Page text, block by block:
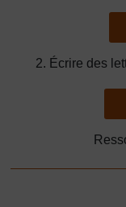
2. Écrire des